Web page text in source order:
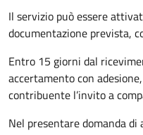
Il servizio può essere
documentazione prevista,
Entro 15 giorni dal
accertamento con
contribuente l’invito a
Nel presentare domanda